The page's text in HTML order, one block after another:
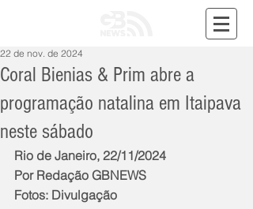
Coral Bienias & Prim abre a
programação natalina em Itaipava
neste sábado
22 de nov. de 2024
Rio de Janeiro, 22/11/2024
Por Redação GBNEWS
Fotos: Divulgação